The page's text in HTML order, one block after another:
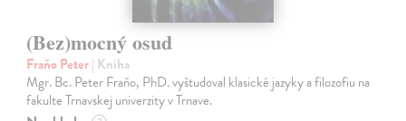
(Bez)mocný osud
Fraňo Peter| Kniha
Mgr. Bc. Peter Fraňo, PhD. vyštudoval klasické jazyky a filozofiu na
fakulte Trnavskej univerzity v Trnave.